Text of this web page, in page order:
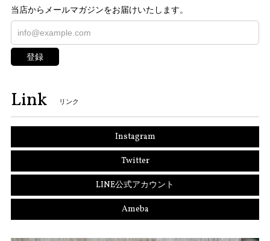
当店からメールマガジンをお届けいたします。
登録
Link リンク
Instagram
Twitter
LINE公式アカウント
Ameba